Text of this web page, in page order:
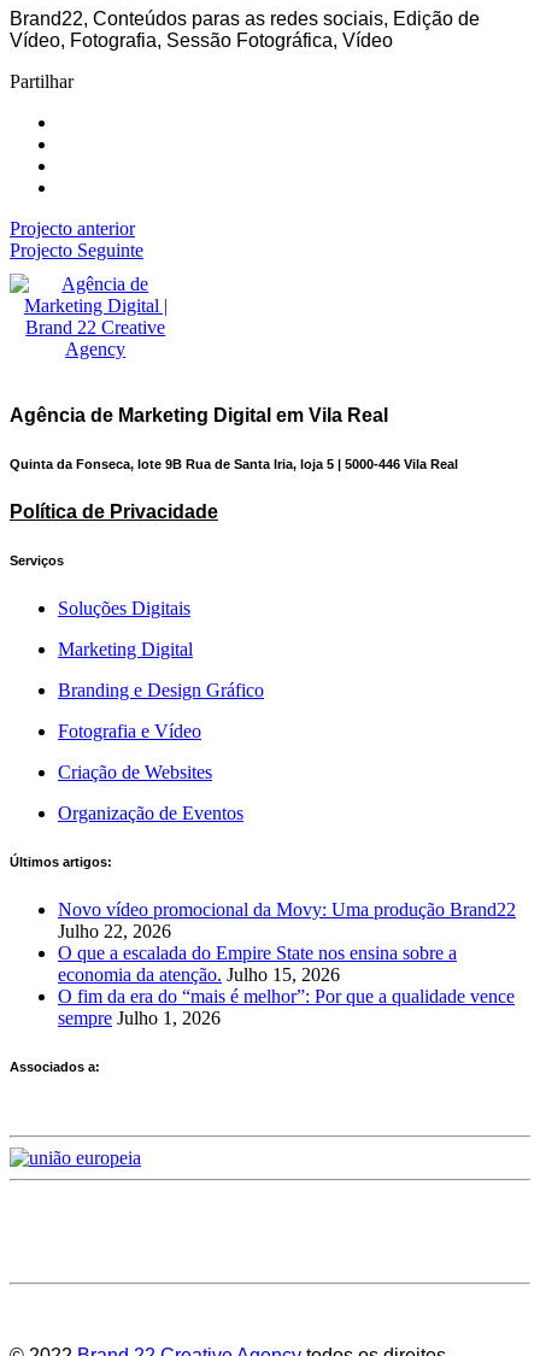
Brand22, Conteúdos paras as redes sociais, Edição de
Vídeo, Fotografia, Sessão Fotográfica, Vídeo
Partilhar
Projecto anterior
Projecto Seguinte
Agência de Marketing Digital em Vila Real
Quinta da Fonseca, lote 9B Rua de Santa Iria, loja 5 | 5000-446 Vila Real
Política de Privacidade
Serviços
Soluções Digitais
Marketing Digital
Branding e Design Gráfico
Fotografia e Vídeo
Criação de Websites
Organização de Eventos
Últimos artigos:
Novo vídeo promocional da Movy: Uma produção Brand22
Julho 22, 2026
O que a escalada do Empire State nos ensina sobre a
economia da atenção. Julho 15, 2026
O fim da era do “mais é melhor”: Por que a qualidade vence
sempre Julho 1, 2026
Associados a: